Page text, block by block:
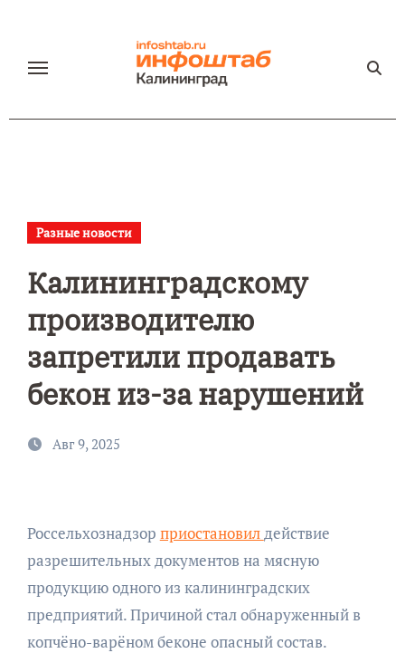
содержанию
Разные новости
Калининградскому
производителю
запретили продавать
бекон из-за нарушений
Авг 9, 2025
Россельхознадзор приостановилдействие
разрешительных документов на мясную
продукцию одного из калининградских
предприятий. Причиной стал обнаруженный в
копчёно-варёном беконе опасный состав.